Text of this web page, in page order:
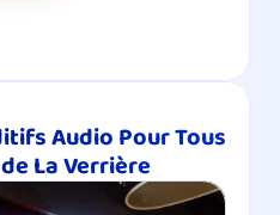
Audio Pour Tous
La Verrière